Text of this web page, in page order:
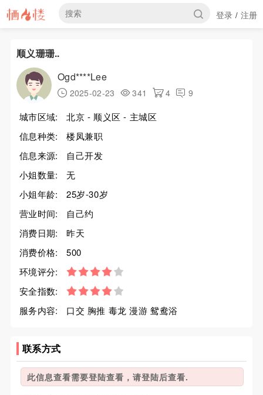
登录 / 注册
顺义珊珊..
Ogd****Lee
2025-02-23 341 4 9
城市区域:
北京 - 顺义区 - 主城区
信息种类:
楼凤兼职
信息来源:
自己开发
小姐数量:
无
小姐年龄:
25岁-30岁
营业时间:
自己约
消费日期:
昨天
消费价格:
500
环境评分:
安全指数:
服务内容:
口交 胸推 毒龙 漫游 鸳鸯浴
联系方式
此信息查看需要登陆查看，请登陆后查看.